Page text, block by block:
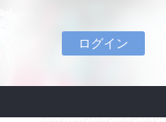
ログイン